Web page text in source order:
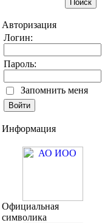
Авторизация
Логин:
Пароль:
Запомнить меня
Информация
Официальная
символика